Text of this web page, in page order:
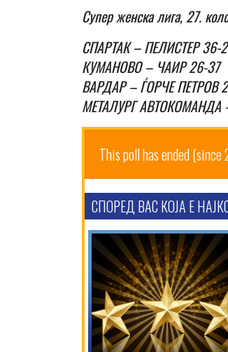
Супер женска лига, 27.
СПАРТАК – ПЕЛИСТЕР 36-
КУМАНОВО – ЧАИР 26-37
ВАРДАР – ЃОРЧЕ ПЕТРОВ
МЕТАЛУРГ АВТОКОМАНДА
This poll has ended (since
СПОРЕД ВАС КОЈА Е